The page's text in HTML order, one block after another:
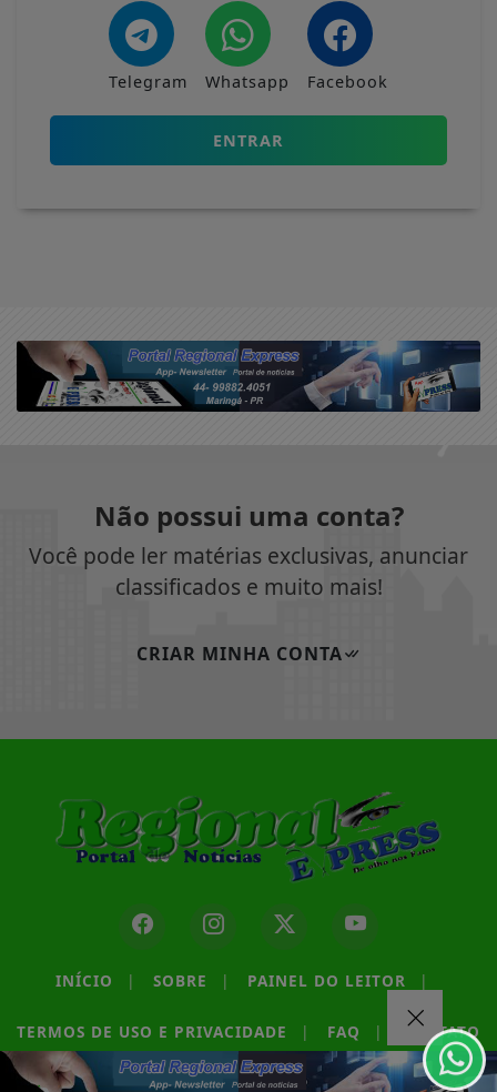
Telegram Whatsapp Facebook
ENTRAR
Não possui uma conta?
Você pode ler matérias exclusivas, anunciar
classificados e muito mais!
CRIAR MINHA CONTA
INÍCIO | SOBRE | PAINEL DO LEITOR |
TERMOS DE USO E PRIVACIDADE | FAQ | CONTATO
Termos de Uso e Privacidade
experiência de navegação. Ao continuar o acesso,
entendemos que você concorda com nossos Termos
PARA MAIS INFORMAÇÕES,ACESSE NOSSOS TERMOS
CLICANDO AQUI